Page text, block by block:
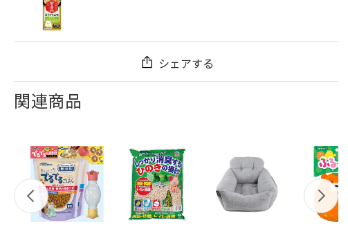
シェアする
関連商品